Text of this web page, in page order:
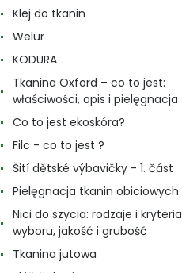
Klej do tkanin
Welur
KODURA
Tkanina Oxford – co to jest:
właściwości, opis i pielęgnacja
Co to jest ekoskóra?
Filc - co to jest ?
Šití dětské výbavičky - 1. část
Pielęgnacja tkanin obiciowych
Nici do szycia: rodzaje i kryteria
wyboru, jakość i grubość
Tkanina jutowa